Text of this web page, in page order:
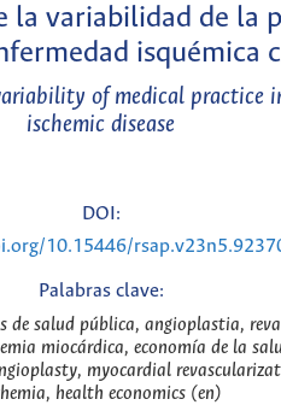
la variabilidad de la
isquémica
of medical practice
ischemic disease
DOI:
10.15446/
Palabras clave:
de salud pública, angioplastia,
miocárdica, economía de la
myocardial
health economics (en)